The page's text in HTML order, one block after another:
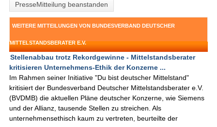
PresseMitteilung beanstanden
WEITERE MITTEILUNGEN VON BUNDESVERBAND DEUTSCHER
MITTELSTANDSBERATER E.V.
Stellenabbau trotz Rekordgewinne - Mittelstandsberater
kritisieren Unternehmens-Ethik der Konzerne ...
Im Rahmen seiner Initiative "Du bist deutscher Mittelstand"
kritisiert der Bundesverband Deutscher Mittelstandsberater e.V.
(BVDMB) die aktuellen Pläne deutscher Konzerne, wie Siemens
und der Allianz, tausende Stellen zu streichen. Als
unternehmensethisch kaum zu vertreten, beurteilte der